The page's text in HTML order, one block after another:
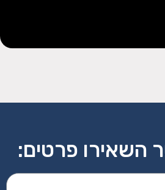
השאירו פרטים: